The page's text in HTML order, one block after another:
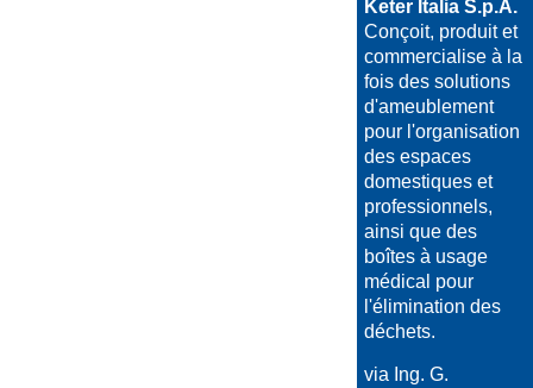
Keter Italia S.p.A.
Conçoit, produit et
commercialise à la
fois des solutions
d'ameublement
pour l'organisation
des espaces
domestiques et
professionnels,
ainsi que des
boîtes à usage
médical pour
l'élimination des
déchets.
via Ing. G.